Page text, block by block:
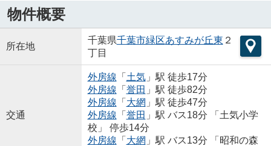
物件概要
所在地
千葉県千葉市緑区あすみが丘東 ２
丁目
交通
外房線 「 土気」駅 徒歩17分
外房線 「 誉田 」駅 徒歩82分
外房線 「 大網 」駅 徒歩47分
外房線 「 誉田 」駅 バス18分 「土気小学
校」 停歩14分
外房線 「 大網 」駅 バス13分 「昭和の森